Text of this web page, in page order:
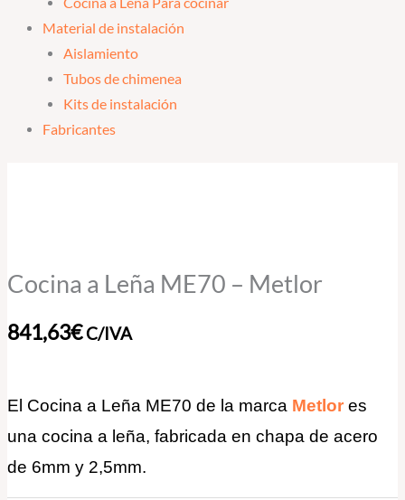
Material de instalación
Aislamiento
Tubos de chimenea
Kits de instalación
Fabricantes
Cocina a Leña ME70 – Metlor
841,63€C/IVA
El Cocina a Leña ME70 de la marca Metlor es
una cocina a leña, fabricada en chapa de acero
de 6mm y 2,5mm.
-
cantidad